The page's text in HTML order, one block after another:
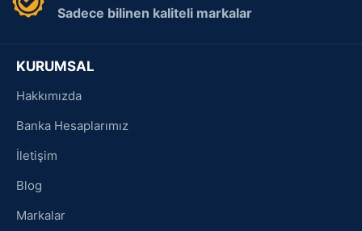
Sadece bilinen kaliteli markalar
KURUMSAL
Hakkımızda
Banka Hesaplarımız
İletişim
Blog
Markalar